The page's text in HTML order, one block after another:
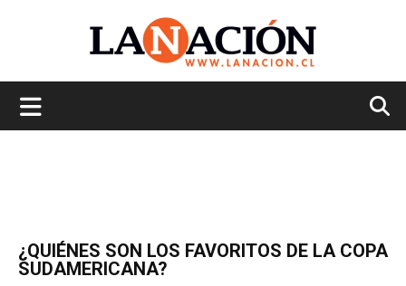
¿QUIÉNES SON LOS FAVORITOS DE LA COPA
SUDAMERICANA?